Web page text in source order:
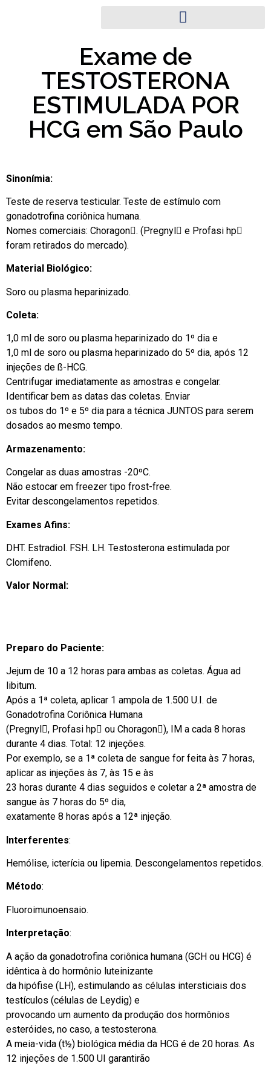
Exame de
TESTOSTERONA
ESTIMULADA POR
HCG em São Paulo
Sinonímia:
Teste de reserva testicular. Teste de estímulo com
gonadotrofina coriônica humana.
Nomes comerciais: Choragon. (Pregnyl e Profasi hp
foram retirados do mercado).
Material Biológico:
Soro ou plasma heparinizado.
Coleta:
1,0 ml de soro ou plasma heparinizado do 1º dia e
1,0 ml de soro ou plasma heparinizado do 5º dia, após 12
injeções de ß-HCG.
Centrifugar imediatamente as amostras e congelar.
Identificar bem as datas das coletas. Enviar
os tubos do 1º e 5º dia para a técnica JUNTOS para serem
dosados ao mesmo tempo.
Armazenamento:
Congelar as duas amostras -20ºC.
Não estocar em freezer tipo frost-free.
Evitar descongelamentos repetidos.
Exames Afins:
DHT. Estradiol. FSH. LH. Testosterona estimulada por
Clomifeno.
Valor Normal:
Preparo do Paciente:
Jejum de 10 a 12 horas para ambas as coletas. Água ad
libitum.
Após a 1ª coleta, aplicar 1 ampola de 1.500 U.I. de
Gonadotrofina Coriônica Humana
(Pregnyl, Profasi hp ou Choragon), IM a cada 8 horas
durante 4 dias. Total: 12 injeções.
Por exemplo, se a 1ª coleta de sangue for feita às 7 horas,
aplicar as injeções às 7, às 15 e às
23 horas durante 4 dias seguidos e coletar a 2ª amostra de
sangue às 7 horas do 5º dia,
exatamente 8 horas após a 12ª injeção.
Interferentes:
Hemólise, icterícia ou lipemia. Descongelamentos repetidos.
Método:
Fluoroimunoensaio.
Interpretação:
A ação da gonadotrofina coriônica humana (GCH ou HCG) é
idêntica à do hormônio luteinizante
da hipófise (LH), estimulando as células intersticiais dos
testículos (células de Leydig) e
provocando um aumento da produção dos hormônios
esteróides, no caso, a testosterona.
A meia-vida (t½) biológica média da HCG é de 20 horas. As
12 injeções de 1.500 UI garantirão